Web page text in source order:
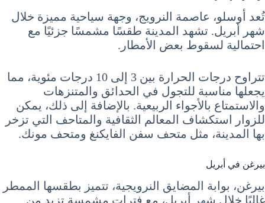
تُعد أوسلو، عاصمة النرويج، وجهة سياحية مميزة خلال
شهر أبريل. تشهد المدينة طقسًا مشمسًا جزئيًا مع
احتمالية لسقوط بعض الأمطار.
تتراوح درجات الحرارة بين 3 إلى 10 درجات مئوية، مما
يجعلها مناسبة للتجول في الحدائق والمتنزهات
والاستمتاع بالأجواء الربيعية. بالإضافة إلى ذلك، يمكن
للزوار استكشاف المعالم الثقافية والمتاحف التي تزخر
بها المدينة، مثل متحف سفن الفايكنغ ومتحف مونك.
بيرغن في أبريل
بيرغن، بوابة المضايق النرويجية، تتميز بطقسها الممطر
غالبًا خلال شهر أبريل، مع فترات مشمسة تزيد من